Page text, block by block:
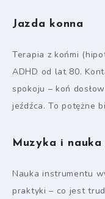
Jazda konna
Terapia z końmi
ADHD od lat 80.
spokoju – koń
jeźdźca. To potężne
Muzyka i
Nauka instrumentu
praktyki – co jest